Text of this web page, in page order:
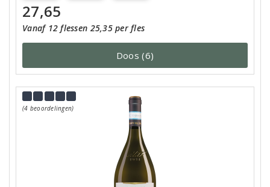
27,65
Vanaf 12 flessen 25,35 per fles
Doos (6)
(4 beoordelingen)